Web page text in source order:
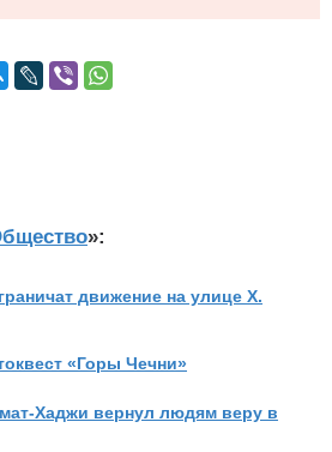
»:
движение на улице Х.
«Горы Чечни»
Хаджи вернул людям веру в